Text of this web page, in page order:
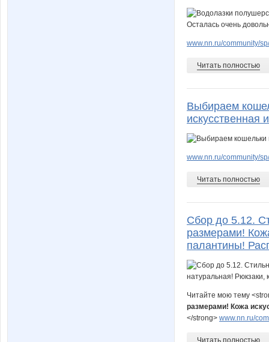
www.nn.ru/community/
Читать полностью
Выбираем
искусственная
www.nn.ru/community/
Читать полностью
Сбор до 5.12.
размерами!
палантины!
Читайте мою тему
размерами! Кожа
</strong> www.nn.ru/
Читать полностью